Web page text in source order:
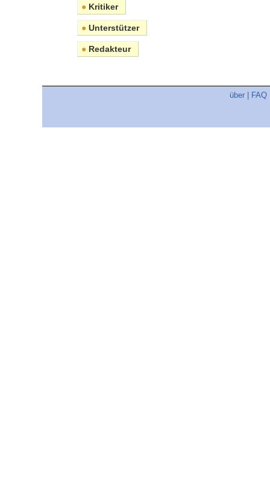
● Kritiker
● Unterstützer
● Redakteur
über FAQ